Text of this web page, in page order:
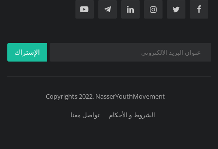
الإشتراك
Copyrights 2022. NasserYouthMovement
الشروط و الأحكام تواصل معنا